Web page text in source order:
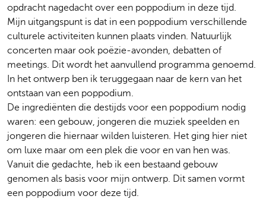
opdracht nagedacht over een poppodium in deze tijd.
Mijn uitgangspunt is dat in een poppodium verschillende
culturele activiteiten kunnen plaats vinden. Natuurlijk
concerten maar ook poëzie-avonden, debatten of
meetings. Dit wordt het aanvullend programma genoemd.
In het ontwerp ben ik teruggegaan naar de kern van het
ontstaan van een poppodium.
De ingrediënten die destijds voor een poppodium nodig
waren: een gebouw, jongeren die muziek speelden en
jongeren die hiernaar wilden luisteren. Het ging hier niet
om luxe maar om een plek die voor en van hen was.
Vanuit die gedachte, heb ik een bestaand gebouw
genomen als basis voor mijn ontwerp. Dit samen vormt
een poppodium voor deze tijd.